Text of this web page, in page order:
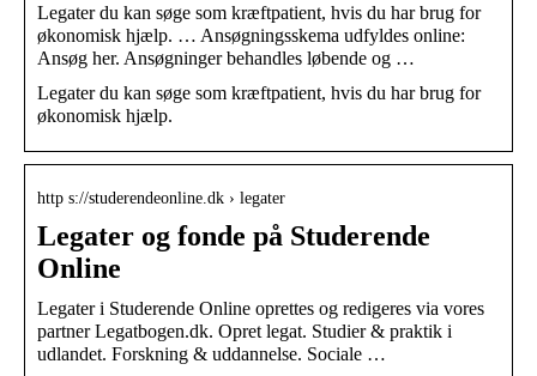
Legater du kan søge som kræftpatient, hvis du har brug for
økonomisk hjælp. … Ansøgningsskema udfyldes online:
Ansøg her. Ansøgninger behandles løbende og …
Legater du kan søge som kræftpatient, hvis du har brug for
økonomisk hjælp.
http s://studerendeonline.dk › legater
Legater og fonde på Studerende
Online
Legater i Studerende Online oprettes og redigeres via vores
partner Legatbogen.dk. Opret legat. Studier & praktik i
udlandet. Forskning & uddannelse. Sociale …